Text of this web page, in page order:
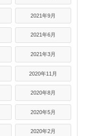
2021年9月
2021年6月
2021年3月
2020年11月
2020年8月
2020年5月
2020年2月